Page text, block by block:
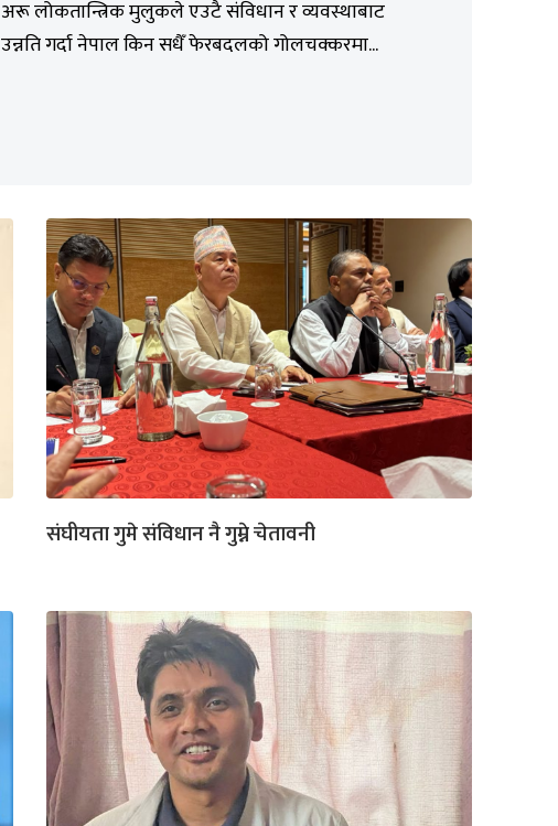
अरू लोकतान्त्रिक मुलुकले एउटै संविधान र व्यवस्थाबाट
उन्नति गर्दा नेपाल किन सधैँ फेरबदलको गोलचक्करमा...
संघीयता गुमे संविधान नै गुम्ने चेतावनी